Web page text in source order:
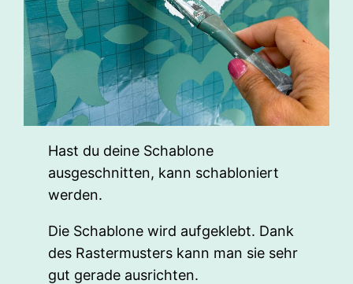
Hast du deine Schablone
ausgeschnitten, kann schabloniert
werden.
Die Schablone wird aufgeklebt. Dank
des Rastermusters kann man sie sehr
gut gerade ausrichten.